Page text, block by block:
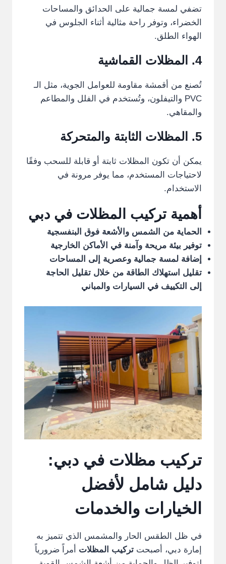
تضفي لمسة جمالية على الحدائق والمساحات
الخضراء، وتوفر راحة مثالية أثناء الجلوس في
الهواء الطلق.
4. المظلات القماشية
تُصنع من أقمشة مقاومة للعوامل الجوية، مثل الـ
PVC والتيفلون، وتُستخدم في الفلل والمطاعم
والمقاهي.
5. المظلات الثابتة والمتحركة
يمكن أن تكون المظلات ثابتة أو قابلة للسحب وفقًا
لاحتياجات المستخدم، مما يوفر مرونة في
الاستخدام.
أهمية تركيب المظلات في دبي
الحماية من الشمس والأشعة فوق البنفسجية
توفير بيئة مريحة وآمنة في الأماكن الخارجية
إضافة لمسة جمالية وعصرية إلى المساحات
تقليل استهلاك الطاقة من خلال تقليل الحاجة
إلى التكييف في السيارات والمباني
تركيب مظلات في دبي:
دليل شامل لأفضل
الخيارات والخدمات
في ظل الطقس الحار والمشمس الذي تتميز به
إمارة دبي، أصبحت تركيب المظلات أمراً ضرورياً